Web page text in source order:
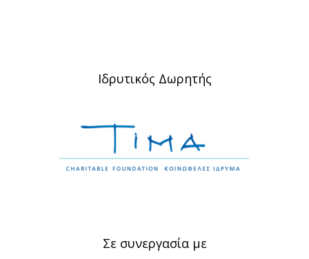
Ιδρυτικός Δωρητής
Σε συνεργασία με